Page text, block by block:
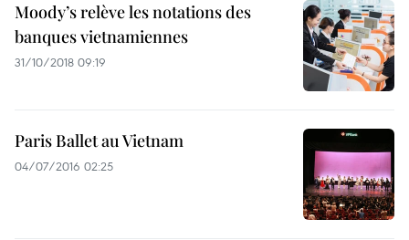
Moody’s relève les notations des
banques vietnamiennes
31/10/2018 09:19
Paris Ballet au Vietnam
04/07/2016 02:25